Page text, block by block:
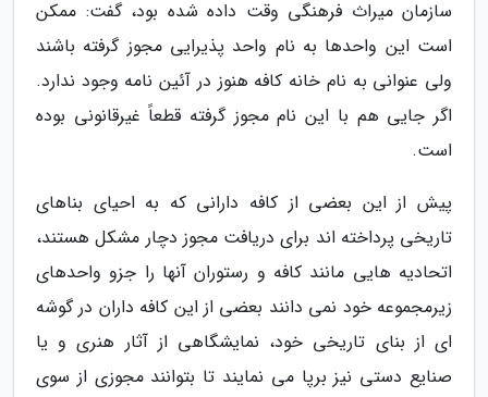
سازمان میراث فرهنگی وقت داده شده بود، گفت: ممکن
است این واحدها به نام واحد پذیرایی مجوز گرفته باشند
ولی عنوانی به نام خانه کافه هنوز در آئین نامه وجود ندارد.
اگر جایی هم با این نام مجوز گرفته قطعاً غیرقانونی بوده
است.
پیش از این بعضی از کافه دارانی که به احیای بناهای
تاریخی پرداخته اند برای دریافت مجوز دچار مشکل هستند،
اتحادیه هایی مانند کافه و رستوران آنها را جزو واحدهای
زیرمجموعه خود نمی دانند بعضی از این کافه داران در گوشه
ای از بنای تاریخی خود، نمایشگاهی از آثار هنری و یا
صنایع دستی نیز برپا می نمایند تا بتوانند مجوزی از سوی